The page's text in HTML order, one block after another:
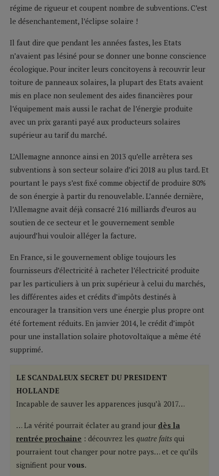
régime de rigueur et coupent nombre de subventions. C’est
le désenchantement, l’éclipse solaire !
Il faut dire que pendant les années fastes, les Etats
n’avaient pas lésiné pour se donner une bonne conscience
écologique. Pour inciter leurs concitoyens à recouvrir leur
toiture de panneaux solaires, la plupart des Etats avaient
mis en place non seulement des aides financières pour
l’équipement mais aussi le rachat de l’énergie produite
avec un prix garanti payé aux producteurs solaires
supérieur au tarif du marché.
L’Allemagne annonce ainsi en 2013 qu’elle arrêtera ses
subventions à son secteur solaire d’ici 2018 au plus tard. Et
pourtant le pays s’est fixé comme objectif de produire 80%
de son énergie à partir du renouvelable. L’année dernière,
l’Allemagne avait déjà consacré 216 milliards d’euros au
soutien de ce secteur et le gouvernement semble
aujourd’hui vouloir alléger la facture.
En France, si le gouvernement oblige toujours les
fournisseurs d’électricité à racheter l’électricité produite
par les particuliers à un prix supérieur à celui du marchés,
les différentes aides et crédits d’impôts destinés à
encourager la transition vers une énergie plus propre ont
été fortement réduits. En janvier 2014, le crédit d’impôt
pour une installation solaire photovoltaïque a même été
supprimé.
LE SCANDALEUX SECRET DU PRESIDENT
HOLLANDE
Incapable de sauver les apparences jusqu’à 2017…
… La vérité pourrait éclater au grand jour dès la
rentrée prochaine : découvrez les quatre faits qui
pourraient tout changer pour notre pays… et ce qu’ils
signifient pour vous.